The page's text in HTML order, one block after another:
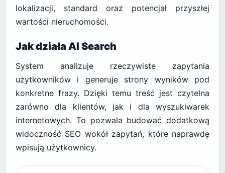
lokalizacji, standard oraz potencjał przyszłej
wartości nieruchomości.
Jak działa AI Search
System analizuje rzeczywiste zapytania
użytkowników i generuje strony wyników pod
konkretne frazy. Dzięki temu treść jest czytelna
zarówno dla klientów, jak i dla wyszukiwarek
internetowych. To pozwala budować dodatkową
widoczność SEO wokół zapytań, które naprawdę
wpisują użytkownicy.